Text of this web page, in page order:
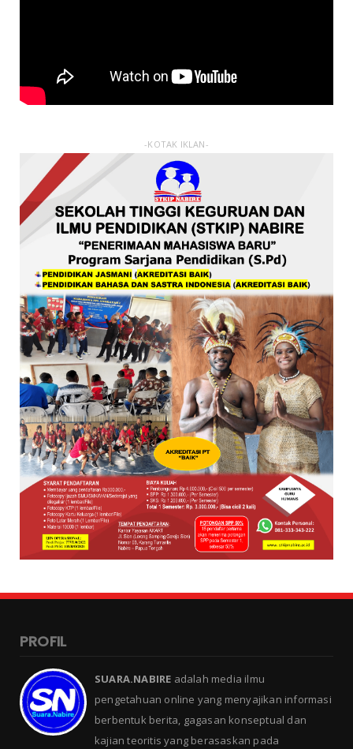
-KOTAK IKLAN-
PROFIL
SUARA.NABIRE adalah media ilmu
pengetahuan online yang menyajikan informasi
berbentuk berita, gagasan konseptual dan
kajian teoritis yang berasaskan pada